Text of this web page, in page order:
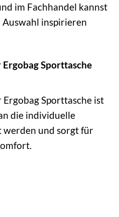
im Fachhandel kannst
inspirieren
Sporttasche
Sporttasche ist
die individuelle
werden und sorgt für